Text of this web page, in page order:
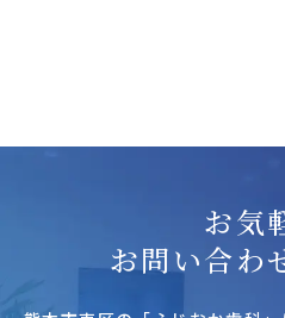
お気
お問い合わ